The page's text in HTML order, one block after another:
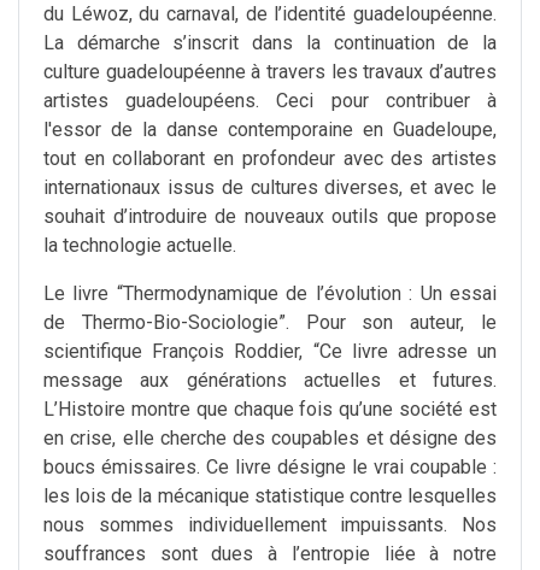
du Léwoz, du carnaval, de l’identité guadeloupéenne.
La démarche s’inscrit dans la continuation de la
culture guadeloupéenne à travers les travaux d’autres
artistes guadeloupéens. Ceci pour contribuer à
l'essor de la danse contemporaine en Guadeloupe,
tout en collaborant en profondeur avec des artistes
internationaux issus de cultures diverses, et avec le
souhait d’introduire de nouveaux outils que propose
la technologie actuelle.
Le livre “Thermodynamique de l’évolution : Un essai
de Thermo-Bio-Sociologie”. Pour son auteur, le
scientifique François Roddier, “Ce livre adresse un
message aux générations actuelles et futures.
L’Histoire montre que chaque fois qu’une société est
en crise, elle cherche des coupables et désigne des
boucs émissaires. Ce livre désigne le vrai coupable :
les lois de la mécanique statistique contre lesquelles
nous sommes individuellement impuissants. Nos
souffrances sont dues à l’entropie liée à notre